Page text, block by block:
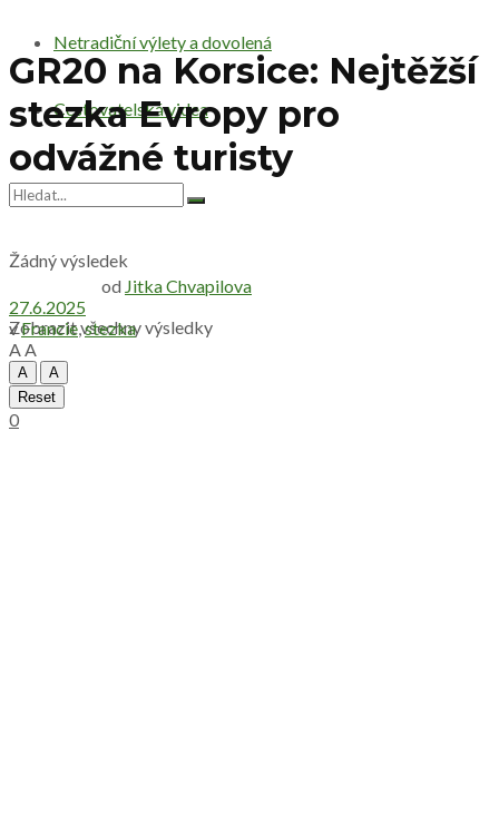
Netradiční výlety a dovolená
Cestovatelská videa
Žádný výsledek
Zobrazit všechny výsledky
GR20 na Korsice: Nejtěžší
stezka Evropy pro
odvážné turisty
od Jitka Chvapilova
27.6.2025
vFrancie,stezka
AA
A
A
Reset
0